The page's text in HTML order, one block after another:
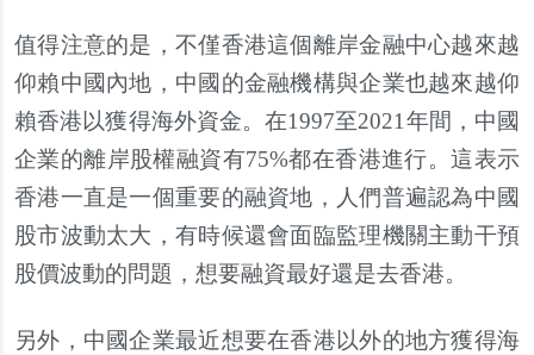
值得注意的是，不僅香港這個離岸金融中心越來越
仰賴中國內地，中國的金融機構與企業也越來越仰
賴香港以獲得海外資金。在1997至2021年間，中國
企業的離岸股權融資有75%都在香港進行。這表示
香港一直是一個重要的融資地，人們普遍認為中國
股市波動太大，有時候還會面臨監理機關主動干預
股價波動的問題，想要融資最好還是去香港。
另外，中國企業最近想要在香港以外的地方獲得海